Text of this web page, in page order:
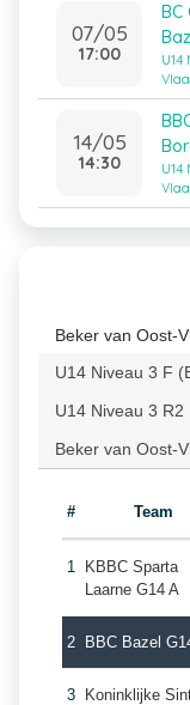
07/05
17:00
BC
U14
14/05
14:30
U14
Beker van Oost-
U14 Niveau 3 F
U14 Niveau 3
Beker van Oost-
# Team
1
KBBC Sparta
Laarne G14 A
2 BBC Bazel
3 Koninklijke